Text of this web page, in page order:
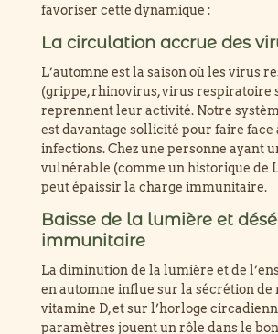
favoriser cette dynamique :
La circulation accrue des
L’automne est la saison où les virus
(grippe, rhinovirus, virus respiratoire
reprennent leur activité. Notre
est davantage sollicité pour faire face
infections. Chez une personne ayant
vulnérable (comme un historique de
peut épaissir la charge immunitaire.
Baisse de la lumière et
immunitaire
La diminution de la lumière et de
en automne influe sur la sécrétion de
vitamine D, et sur l’horloge
paramètres jouent un rôle dans le bon